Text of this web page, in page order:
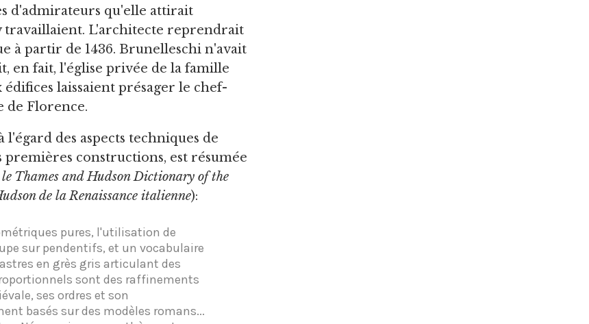
d'admirateurs qu'elle attirait
travaillaient. L'architecte reprendrait
à partir de 1436. Brunelleschi n'avait
en fait, l'église privée de la famille
laissaient présager le chef-
de Florence.
des aspects techniques de
constructions, est résumée
le Thames and Hudson Dictionary of the
de la Renaissance italienne):
pures, l'utilisation de
sur pendentifs, et un vocabulaire
en grès gris articulant des
sont des raffinements
ses ordres et son
basés sur des modèles romans...